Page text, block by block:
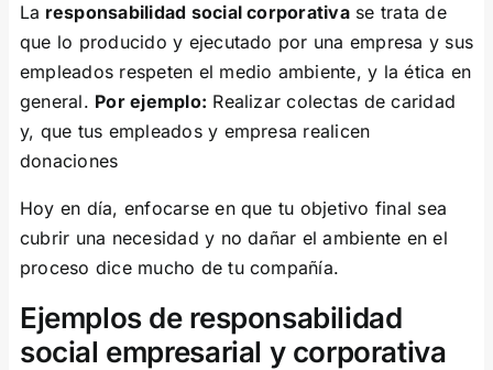
La responsabilidad social corporativase trata de
que lo producido y ejecutado por una empresa y sus
empleados respeten el medio ambiente, y la ética en
general. Por ejemplo: Realizar colectas de caridad
y, que tus empleados y empresa realicen
donaciones
Hoy en día, enfocarse en que tu objetivo final sea
cubrir una necesidad y no dañar el ambiente en el
proceso dice mucho de tu compañía.
Ejemplos de responsabilidad
social empresarial y corporativa